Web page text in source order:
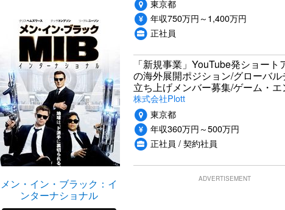
メン・イン・ブラック：イ
ンターナショナル
スノーホワイト／氷の王国
東京都
年収750万円～1,400万円
正社員
「新規事業」YouTube発ショート
の海外展開ポジション/グローバル
立ち上げメンバー募集/ゲーム・エ
株式会社Plott
東京都
年収360万円～500万円
正社員 / 契約社員
ADVERTISEMENT